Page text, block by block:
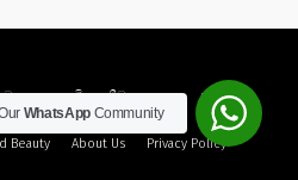
කවි ක්‍රීඩා කලා සංචාර
Beauty About Us Privacy Policy
WhatsAppCommunity